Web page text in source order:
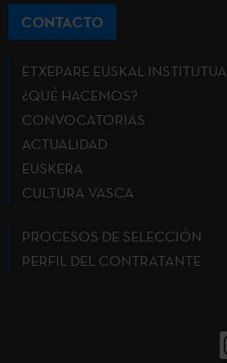
CONTACTO
ETXEPARE EUSKAL INSTITUTUA
¿QUÉ HACEMOS?
CONVOCATORIAS
ACTUALIDAD
EUSKERA
CULTURA VASCA
PROCESOS DE SELECCIÓN
PERFIL DEL CONTRATANTE